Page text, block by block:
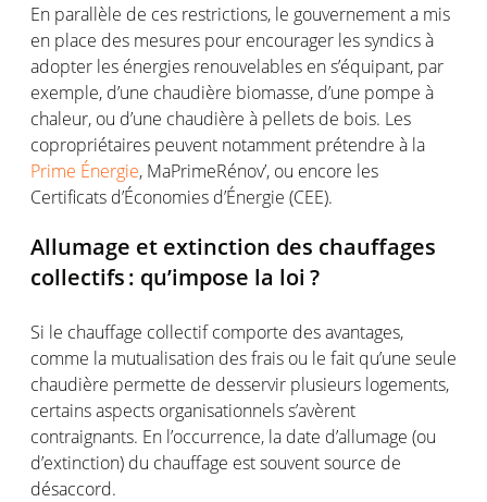
En parallèle de ces restrictions, le gouvernementa mis
en place des mesures pour encourager les syndics à
adopter les énergies renouvelables ens’équipant, par
exemple, d’une chaudière biomasse, d’une pompe à
chaleur, ou d’une chaudière à pellets de bois. Les
copropriétaires peuvent notamment prétendre à la
Prime Énergie, MaPrimeRénov’, ou encore les
Certificats d’Économies d’Énergie (CEE).
Allumage et extinction des chauffages
collectifs: qu’impose la loi ?
Si le chauffage collectif comporte desavantages,
comme la mutualisation des frais ou le fait qu’une seule
chaudière permette de desservir plusieurs logements,
certainsaspects organisationnelss’avèrent
contraignants. En l’occurrence, la date d’allumage (ou
d’extinction) du chauffage estsouventsource de
désaccord.